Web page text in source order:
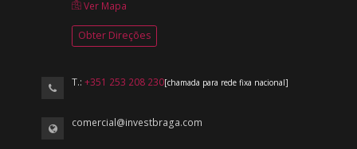
Ver Mapa
Obter Direções
T.:+351 253 208 230[chamada para rede fixa nacional]
comercial@investbraga.com